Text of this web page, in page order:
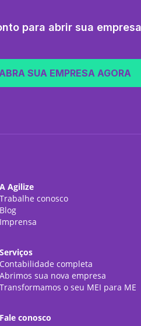
para abrir sua
SUA EMPRESA AGORA
A Agilize
Trabalhe conosco
Blog
Imprensa
Serviços
Contabilidade completa
Abrimos sua nova empresa
Transformamos o seu MEI para ME
Fale conosco